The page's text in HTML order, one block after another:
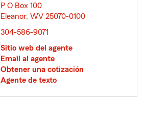
P O Box 100
Eleanor, WV 25070-0100
304-586-9071
Sitio web del agente
Email al agente
Obtener una cotización
Agente de texto